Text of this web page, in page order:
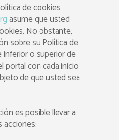
de cookies
asume que usted
No obstante,
sobre su Política de
inferior o superior de
portal con cada inicio
de que usted sea
es posible llevar a
acciones: